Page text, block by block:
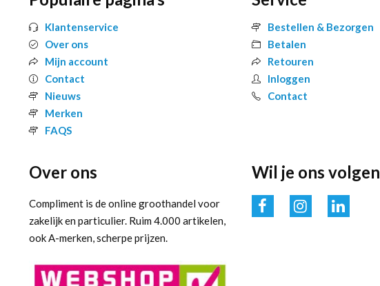
Klantenservice
Over ons
Mijn account
Contact
Nieuws
Merken
FAQS
Bestellen & Bezorgen
Betalen
Retouren
Inloggen
Contact
Over ons
Compliment is de online groothandel voor
zakelijk en particulier. Ruim 4.000 artikelen,
ook A-merken, scherpe prijzen.
Wil je ons volgen